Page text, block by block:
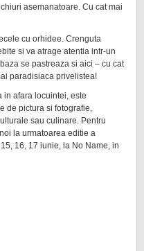
asemanatoare. Cu cat mai
cu orhidee. Crenguta
si va atrage atentia intr-un
se pastreaza si aici – cu cat
paradisiaca privelistea!
in afara locuintei, este
de pictura si fotografie,
sau culinare. Pentru
la urmatoarea editie a
16, 17 iunie, la No Name, in